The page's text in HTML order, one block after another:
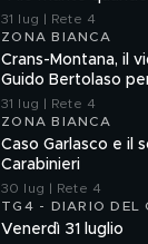
cose"
31 lug | Rete 4
ZONA BIANCA
Crans-Montana, il
Guido Bertolaso
31 lug | Rete 4
ZONA BIANCA
Caso Garlasco e il
Carabinieri
30 lug | Rete 4
TG4 - DIARIO DEL
Venerdì 31 luglio